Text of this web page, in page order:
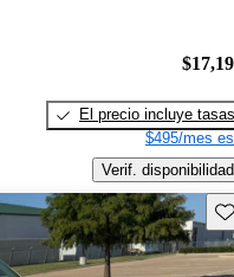
El precio incluye tasas
$495/mes
Verif. disponibilidad